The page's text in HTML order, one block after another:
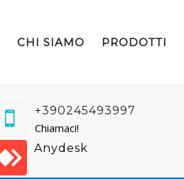
CHI SIAMO PRODOTTI
+390245493997
Chiamaci!
Anydesk